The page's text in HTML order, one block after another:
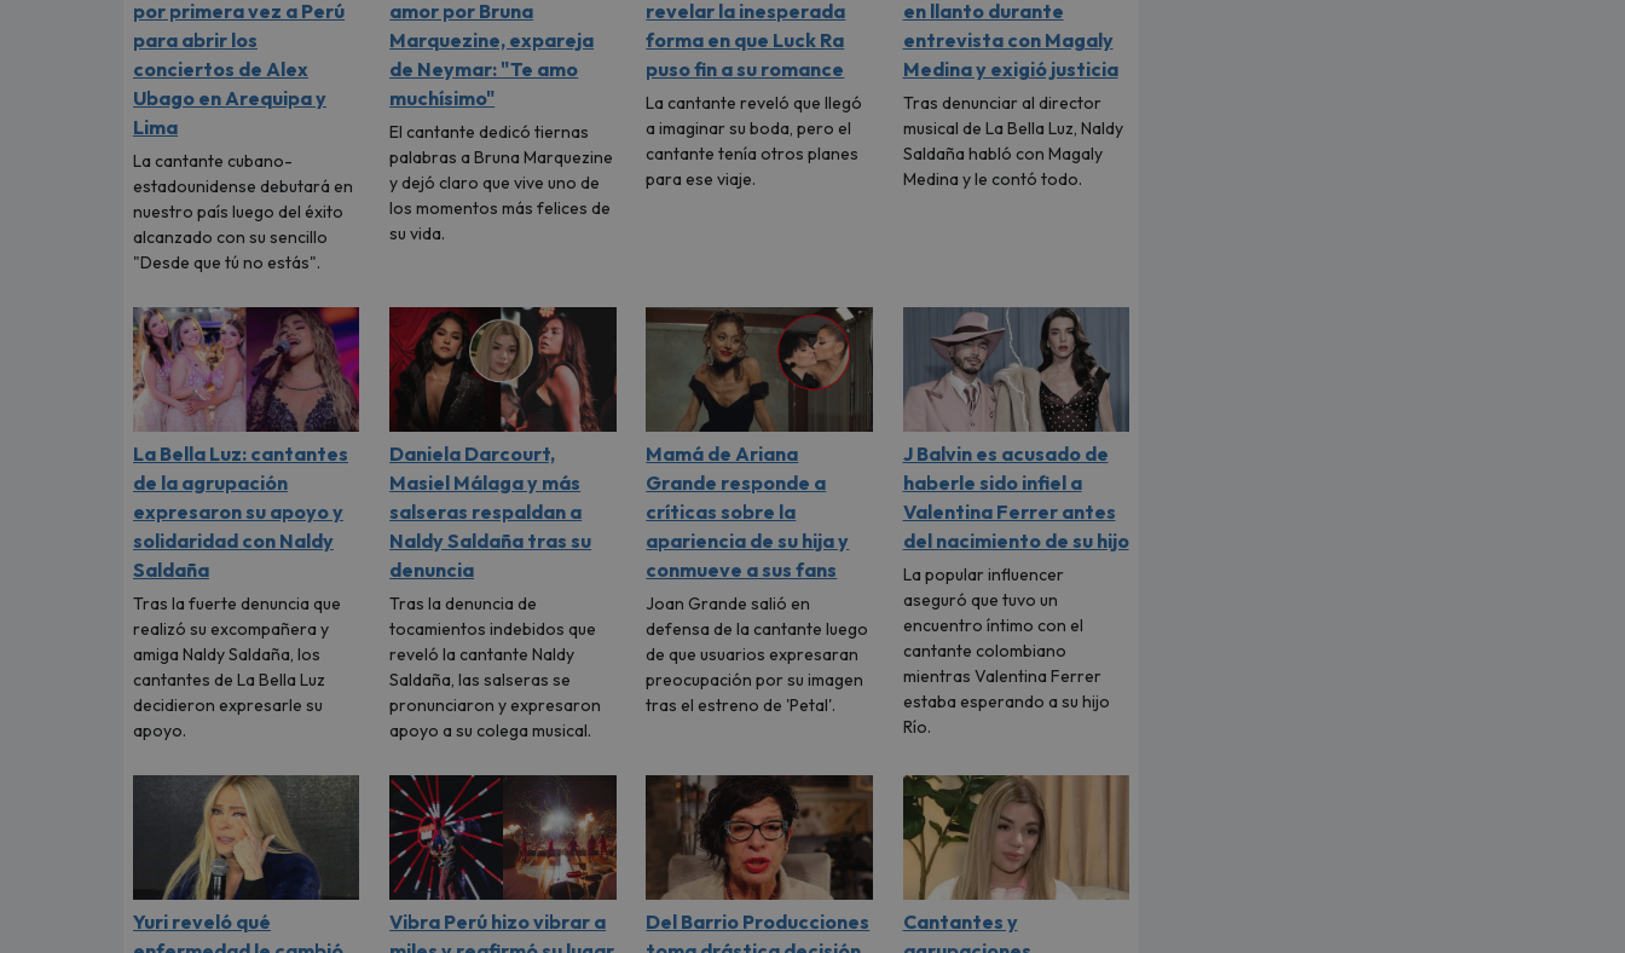
por primera vez a Perú
para abrir los
conciertos de Alex
Ubago en Arequipa y
Lima
La cantante cubano-
estadounidense debutará en
nuestro país luego del éxito
alcanzado con su sencillo
"Desde que tú no estás".
amor por Bruna
Marquezine, expareja
de Neymar: "Te amo
muchísimo"
El cantante dedicó tiernas
palabras a Bruna Marquezine
y dejó claro que vive uno de
los momentos más felices de
su vida.
revelar la inesperada
forma en que Luck Ra
puso fin a su romance
La cantante reveló que llegó
a imaginar su boda, pero el
cantante tenía otros planes
para ese viaje.
en llanto durante
entrevista con Magaly
Medina y exigió justicia
Tras denunciar al director
musical de La Bella Luz, Naldy
Saldaña habló con Magaly
Medina y le contó todo.
La Bella Luz: cantantes
de la agrupación
expresaron su apoyo y
solidaridad con Naldy
Saldaña
Tras la fuerte denuncia que
realizó su excompañera y
amiga Naldy Saldaña, los
cantantes de La Bella Luz
decidieron expresarle su
apoyo.
Daniela Darcourt,
Masiel Málaga y más
salseras respaldan a
Naldy Saldaña tras su
denuncia
Tras la denuncia de
tocamientos indebidos que
reveló la cantante Naldy
Saldaña, las salseras se
pronunciaron y expresaron
apoyo a su colega musical.
Mamá de Ariana
Grande responde a
críticas sobre la
apariencia de su hija y
conmueve a sus fans
Joan Grande salió en
defensa de la cantante luego
de que usuarios expresaran
preocupación por su imagen
tras el estreno de 'Petal'.
J Balvin es acusado de
haberle sido infiel a
Valentina Ferrer antes
del nacimiento de su hijo
La popular influencer
aseguró que tuvo un
encuentro íntimo con el
cantante colombiano
mientras Valentina Ferrer
estaba esperando a su hijo
Río.
Yuri reveló qué
Vibra Perú hizo vibrar a
Del Barrio Producciones
Cantantes y